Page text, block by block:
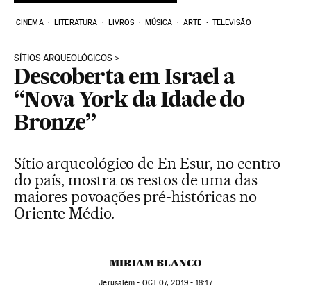
CINEMA LITERATURA LIVROS MÚSICA ARTE TELEVISÃO
SÍTIOS ARQUEOLÓGICOS
Descoberta em Israel a
“Nova York da Idade do
Bronze”
Sítio arqueológico de En Esur, no centro
do país, mostra os restos de uma das
maiores povoações pré-históricas no
Oriente Médio.
MIRIAM BLANCO
Jerusalém - OCT07, 2019 - 18:17